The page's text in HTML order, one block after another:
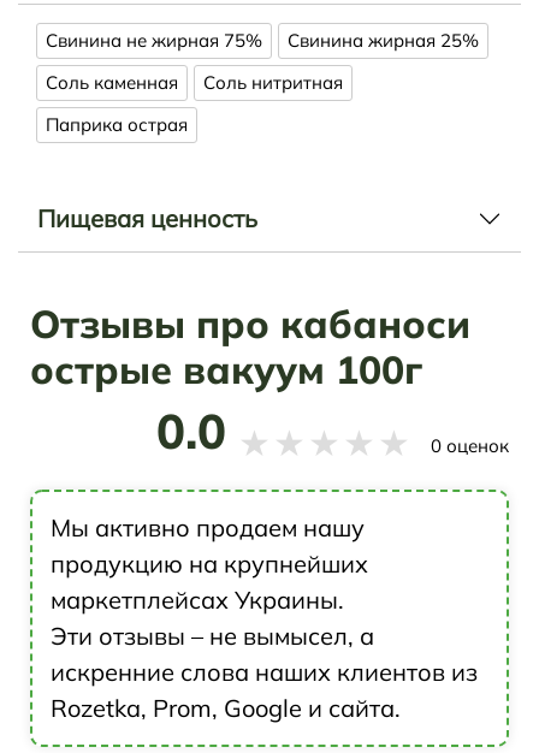
Свинина не жирная 75%
Свинина жирная 25%
Соль каменная
Соль нитритная
Паприка острая
Пищевая ценность
Отзывы про кабаноси
острые вакуум 100г
0.0 ★ ★ ★ ★ ★ 0 оценок
Мы активно продаем нашу
продукцию на крупнейших
маркетплейсах Украины.
Эти отзывы – не вымысел, а
искренние слова наших клиентов из
Rozetka, Prom, Google и сайта.